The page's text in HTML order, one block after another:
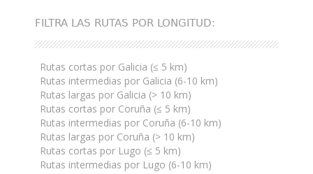
FILTRA LAS RUTAS POR LONGITUD:
Rutas cortas por Galicia (≤ 5 km)
Rutas intermedias por Galicia (6-10 km)
Rutas largas por Galicia (> 10 km)
Rutas cortas por Coruña (≤ 5 km)
Rutas intermedias por Coruña (6-10 km)
Rutas largas por Coruña (> 10 km)
Rutas cortas por Lugo (≤ 5 km)
Rutas intermedias por Lugo (6-10 km)